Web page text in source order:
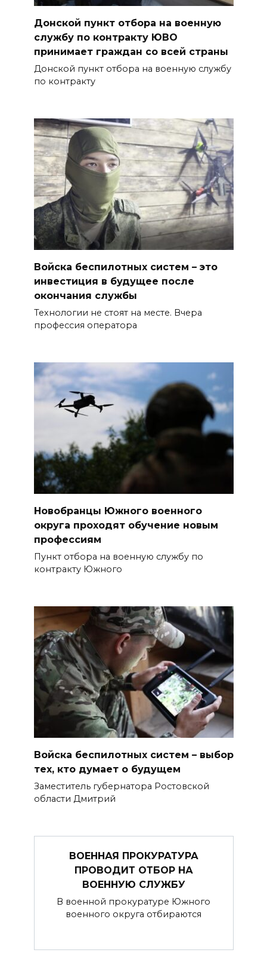
Донской пункт отбора на военную
службу по контракту ЮВО
принимает граждан со всей страны
Донской пункт отбора на военную службу
по контракту
Войска беспилотных систем – это
инвестиция в будущее после
окончания службы
Технологии не стоят на месте. Вчера
профессия оператора
Новобранцы Южного военного
округа проходят обучение новым
профессиям
Пункт отбора на военную службу по
контракту Южного
Войска беспилотных систем – выбор
тех, кто думает о будущем
Заместитель губернатора Ростовской
области Дмитрий
ВОЕННАЯ ПРОКУРАТУРА
ПРОВОДИТ ОТБОР НА
ВОЕННУЮ СЛУЖБУ
В военной прокуратуре Южного
военного округа отбираются